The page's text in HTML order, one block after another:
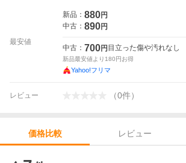
最安値
新品： 880円
中古： 890円
中古： 700円 目立った傷や汚れなし
新品最安値より 180円お得
Yahoo!フリマ
レビュー （0件）
価格比較 レビュー